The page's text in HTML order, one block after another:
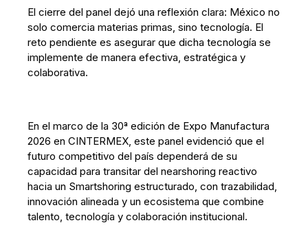
El cierre del panel dejó una reflexión clara: México no
solo comercia materias primas, sino tecnología. El
reto pendiente es asegurar que dicha tecnología se
implemente de manera efectiva, estratégica y
colaborativa.
En el marco de la 30ª edición de Expo Manufactura
2026 en CINTERMEX, este panel evidenció que el
futuro competitivo del país dependerá de su
capacidad para transitar del nearshoring reactivo
hacia un Smartshoring estructurado, con trazabilidad,
innovación alineada y un ecosistema que combine
talento, tecnología y colaboración institucional.